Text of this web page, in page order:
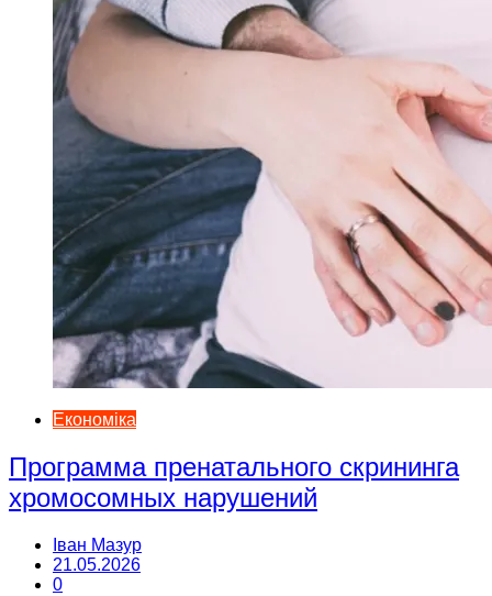
Економіка
Программа пренатального скрининга
хромосомных нарушений
Іван Мазур
21.05.2026
0